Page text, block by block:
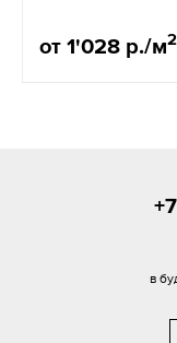
от 1'028 р./м2
в